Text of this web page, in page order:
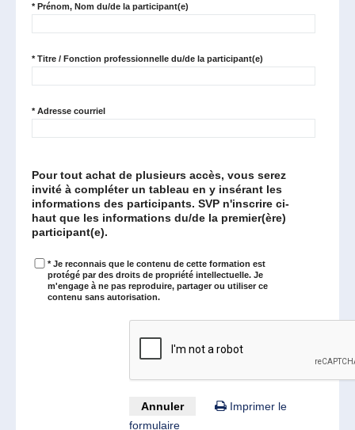
*Prénom, Nom du/de la participant(e)
*Titre / Fonction professionnelle du/de la participant(e)
*Adresse courriel
Pour tout achat de plusieurs accès, vous serez
invité à compléter un tableau en y insérant les
informations des participants. SVP n'inscrire ci-
haut que les informations du/de la premier(ère)
participant(e).
*Je reconnais que le contenu de cette formation est
protégé par des droits de propriété intellectuelle. Je
m'engage à ne pas reproduire, partager ou utiliser ce
contenu sans autorisation.
Annuler
Imprimer le
formulaire